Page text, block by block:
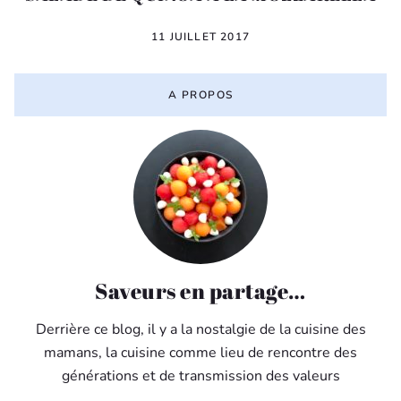
11 JUILLET 2017
A PROPOS
Saveurs en partage…
Derrière ce blog, il y a la nostalgie de la cuisine des
mamans, la cuisine comme lieu de rencontre des
générations et de transmission des valeurs